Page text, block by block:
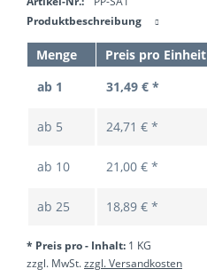
Produktbeschreibung
Menge Preis pro Einheit
ab 1
31,49 € *
ab 5 24,71 € *
ab 10 21,00 € *
ab 25 18,89 € *
* Preis pro - Inhalt: 1 KG
zzgl. MwSt.zzgl. Versandkosten